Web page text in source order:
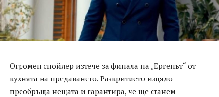
Огромен спойлер изтече за финала на „Ергенът“ от
кухнята на предаването. Разкритието изцяло
преобръща нещата и гарантира, че ще станем